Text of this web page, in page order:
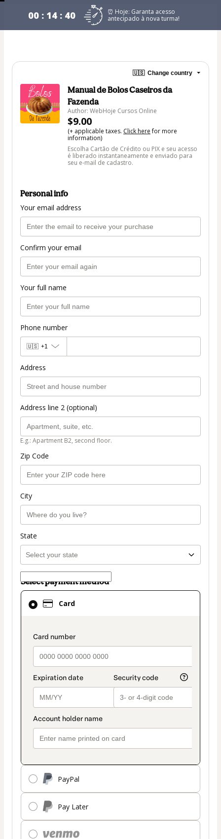
00 : 14 : 39
⏰ Hoje: Garanta acesso
antecipado à nova turma!
🇺🇸 Change country
Manual de Bolos Caseiros da
Fazenda
Author: WebHoje Cursos Online
$9.00
(+ applicable taxes. Click herefor more
information)
Escolha Cartão de Crédito ou PIX e seu acesso
é liberado instantaneamente e enviado para
seu e-mail de cadastro.
Personal info
Your email address
Confirm your email
Your full name
Phone number
🇺🇸 +1
Address
Address line 2 (optional)
E.g.: Apartment B2, second floor.
Zip Code
City
State
Select payment method
Card
payment_data.section_title_v2
PayPal
Pay Later
Card
selected
method